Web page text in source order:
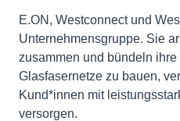
E.ON, Westconnect und
Unternehmensgruppe. Sie
zusammen und bündeln
Glasfasernetze zu bauen,
Kund*innen mit
versorgen.